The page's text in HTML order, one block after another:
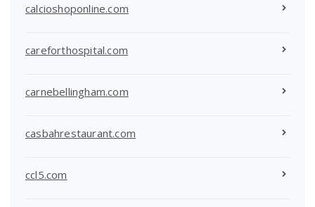
calcioshoponline.com
careforthospital.com
carnebellingham.com
casbahrestaurant.com
ccl5.com